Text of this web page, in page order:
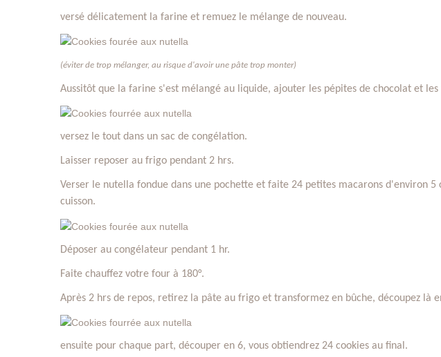
versé délicatement la farine et remuez le mélange de nouveau.
(éviter de trop mélanger, au risque d'avoir une pâte trop monter)
Aussitôt que la farine s'est mélangé au liquide, ajouter les pépites de chocolat et les
versez le tout dans un sac de congélation.
Laisser reposer au frigo pendant 2 hrs.
Verser le nutella fondue dans une pochette et faite 24 petites macarons d'environ
cuisson.
Déposer au congélateur pendant 1 hr.
Faite chauffez votre four à 180°.
Après 2 hrs de repos, retirez la pâte au frigo et transformez en bûche, découpez là
ensuite pour chaque part, découper en 6, vous obtiendrez 24 cookies au final.